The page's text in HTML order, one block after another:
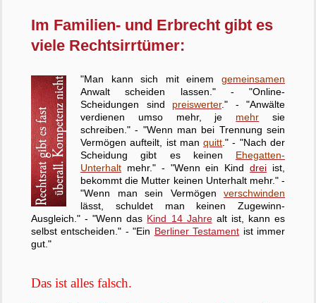
Im Familien- und Erbrecht gibt es
viele Rechtsirrtümer:
"Man kann sich mit einem gemeinsamen
Anwalt scheiden lassen." - "Online-
Scheidungen sind preiswerter." - "Anwälte
verdienen umso mehr, je mehr sie
schreiben." - "Wenn man bei Trennung sein
Vermögen aufteilt, ist manquitt ." - "Nach der
Scheidung gibt es keinen Ehegatten-
Unterhalt mehr." - "Wenn ein Kinddrei ist,
bekommt die Mutter keinen Unterhalt mehr." -
"Wenn man sein Vermögen verschwinden
lässt, schuldet man keinen Zugewinn-
Ausgleich." - "Wenn das Kind 14 Jahrealt ist, kann es
selbst entscheiden." - "Ein Berliner Testament ist immer
gut."
Das ist alles falsch.